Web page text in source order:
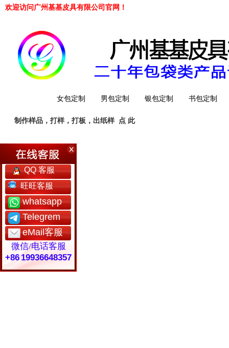
欢迎访问广州基基皮具有限公司官网！
女包定制 男包定制 银包定制 书包定制
工厂简介
制作样品，打样，打板，出纸样 点 此
QQ 客服
旺旺客服
whatsapp
Telegrem
eMail客服
微信/电话客服
+86 19936648357